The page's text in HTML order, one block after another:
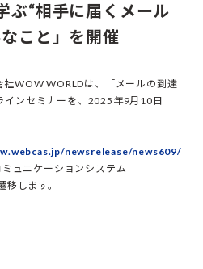
ぶ“相手に届くメール
こと」を開催
社WOW WORLDは、「メールの到達
インセミナーを、2025年9月10日
newsrelease/news609/
ュニケーションシステム
移します。